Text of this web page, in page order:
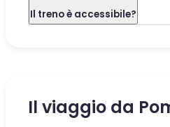
Il treno è accessibile?
Il viaggio da